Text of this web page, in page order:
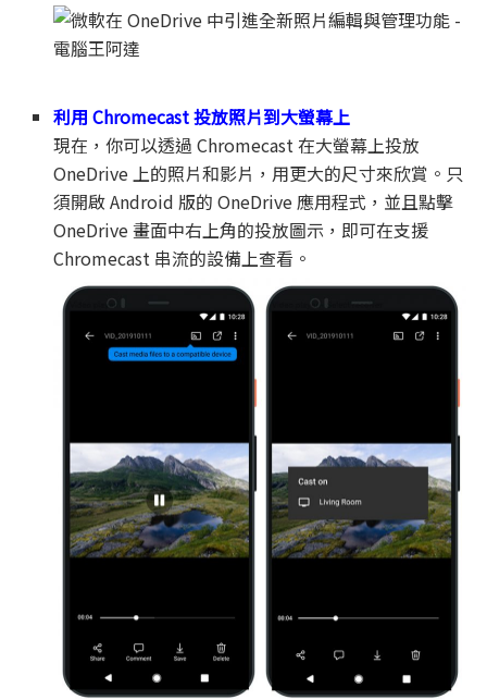
利用 Chromecast 投放照片到大螢幕上
現在，你可以透過 Chromecast 在大螢幕上投放
OneDrive 上的照片和影片，用更大的尺寸來欣賞。只
須開啟 Android 版的 OneDrive 應用程式，並且點擊
OneDrive 畫面中右上角的投放圖示，即可在支援
Chromecast 串流的設備上查看。